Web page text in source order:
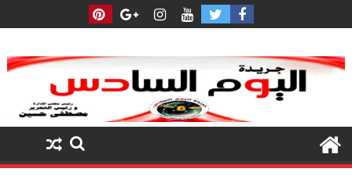
to